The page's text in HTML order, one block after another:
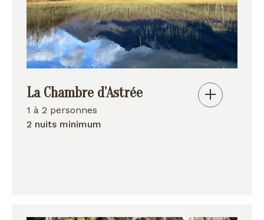
La Chambre d’Astrée
1 à 2 personnes
2 nuits minimum